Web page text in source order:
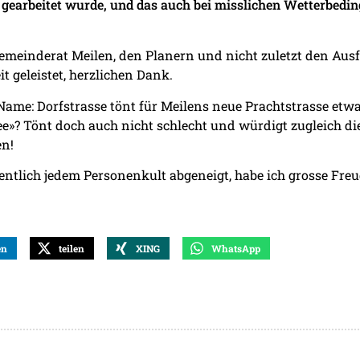
wurde, und das auch bei misslichen
Meilen, den Planern und nicht zuletzt den
geleistet, herzlichen Dank.
Dorfstrasse tönt für Meilens neue Prachtstrasse
Tönt doch auch nicht schlecht und würdigt zugleich
jedem Personenkult abgeneigt, habe ich grosse
teilen XING WhatsApp